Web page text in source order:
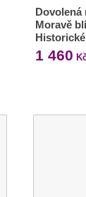
Dovolená
Moravě
1 460